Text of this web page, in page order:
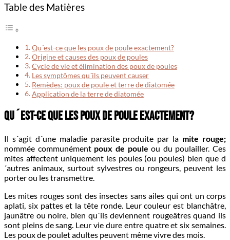
Table des Matières
Qu´est-ce que les poux de poule exactement?
Origine et causes des poux de poules
Cycle de vie et élimination des poux de poules
Les symptômes qu´ils peuvent causer
Remèdes: poux de poule et terre de diatomée
Application de la terre de diatomée
Qu´est-ce que les poux de poule exactement?
Il s´agit d´une maladie parasite produite par la mite rouge;
nommée communément poux de pouleou du poulailler. Ces
mites affectent uniquement les poules (ou poules) bien que d
´autres animaux, surtout sylvestres ou rongeurs, peuvent les
porter ou les transmettre.
Les mites rouges sont des insectes sans ailes qui ont un corps
aplati, six pattes et la tête ronde. Leur couleur est blanchâtre,
jaunâtre ou noire, bien qu´ils deviennent rougeâtres quand ils
sont pleins de sang. Leur vie dure entre quatre et six semaines.
Les poux de poulet adultes peuvent même vivre des mois.